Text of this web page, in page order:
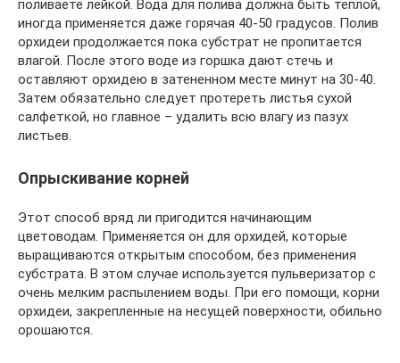
поливаете лейкой. Вода для полива должна быть теплой,
иногда применяется даже горячая 40-50 градусов. Полив
орхидеи продолжается пока субстрат не пропитается
влагой. После этого воде из горшка дают стечь и
оставляют орхидею в затененном месте минут на 30-40.
Затем обязательно следует протереть листья сухой
салфеткой, но главное – удалить всю влагу из пазух
листьев.
Опрыскивание корней
Этот способ вряд ли пригодится начинающим
цветоводам. Применяется он для орхидей, которые
выращиваются открытым способом, без применения
субстрата. В этом случае используется пульверизатор с
очень мелким распылением воды. При его помощи, корни
орхидеи, закрепленные на несущей поверхности, обильно
орошаются.